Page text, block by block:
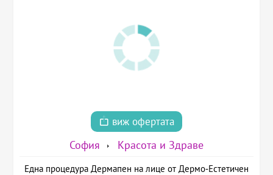
виж офертата
София Красота и Здраве
Една процедура Дермапен на лице от Дермо-Естетичен